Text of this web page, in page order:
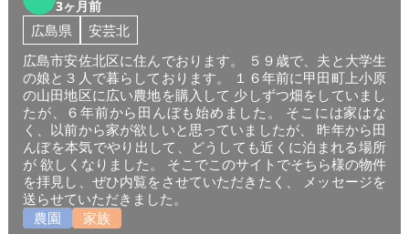
3ヶ月前
広島県
安芸北
広島市安佐北区に住んでおります。 ５９歳で、夫と大学生
の娘と３人で暮らしております。 １６年前に甲田町上小原
の山田地区に広い農地を購入して 少しずつ畑をしていまし
たが、６年前から田んぼも始めました。 そこには家はな
く、以前から家が欲しいと思っていましたが、 昨年から田
んぼを本気でやり出して、どうしても近くに泊まれる場所
が 欲しくなりました。 そこでこのサイトでそちら様の物件
を拝見し、ぜひ内覧をさせていただきたく、 メッセージを
送らせていただきました。
農園
家族